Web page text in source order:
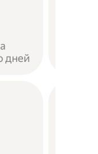
дней